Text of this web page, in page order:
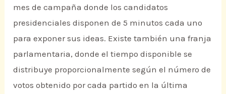
mes de campaña donde los candidatos
presidenciales disponen de 5 minutos cada uno
para exponer sus ideas. Existe también una franja
parlamentaria, donde el tiempo disponible se
distribuye proporcionalmente según el número de
votos obtenido por cada partido en la última